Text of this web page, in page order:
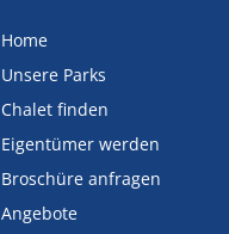
Home
Unsere Parks
Chalet finden
Eigentümer werden
Broschüre anfragen
Angebote